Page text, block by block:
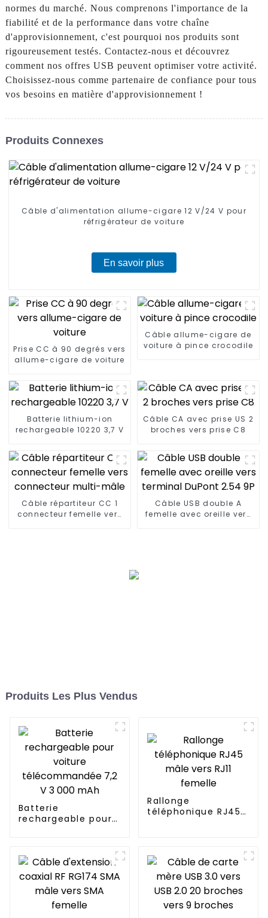
normes du marché. Nous comprenons l'importance de la
fiabilité et de la performance dans votre chaîne
d'approvisionnement, c'est pourquoi nos produits sont
rigoureusement testés. Contactez-nous et découvrez
comment nos offres USB peuvent optimiser votre activité.
Choisissez-nous comme partenaire de confiance pour tous
vos besoins en matière d'approvisionnement !
Produits Connexes
Câble d'alimentation allume-cigare 12 V/24 V pour
réfrigérateur de voiture
En savoir plus
Prise CC à 90 degrés vers
allume-cigare de voiture
Câble allume-cigare de
voiture à pince crocodile
Batterie lithium-ion
rechargeable 10220 3,7 V
Câble CA avec prise US 2
broches vers prise C8
Câble répartiteur CC 1
connecteur femelle vers
Câble USB double A
femelle avec oreille vers
Produits Les Plus Vendus
Batterie
rechargeable pour
Rallonge
téléphonique RJ45